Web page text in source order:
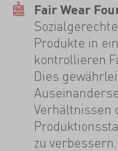
Fair Wear
Produkte in
kontrollieren
Dies
Verhältnissen
zu verbessern.